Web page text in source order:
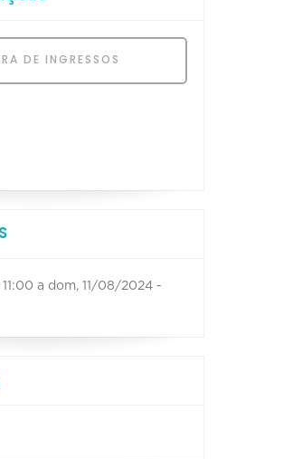
DE INGRESSOS
a dom, 11/08/2024 -